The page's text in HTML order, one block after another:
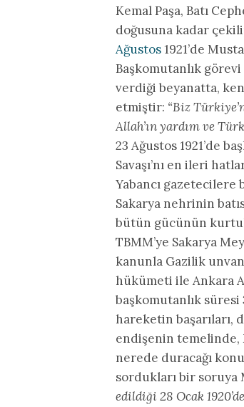
Kemal Paşa, Batı
doğusuna kadar
Ağustos1921’de
Başkomutanlık
verdiği beyanatta,
etmiştir: “Biz
Allah’ın yardım ve
23 Ağustos 1921’de
Savaşı’nı en ileri
Yabancı gazetecilere
Sakarya nehrinin
bütün gücünün
TBMM’ye Sakarya
kanunla Gazilik
hükümeti ile Ankara
başkomutanlık süresi
hareketin
endişenin temelinde,
nerede duracağı
sordukları bir soruya
edildiği 28 Ocak